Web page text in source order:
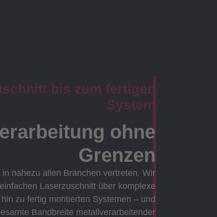
bis zum fertigen
System
ohne
Grenzen
nahezu allen Branchen vertreten. Wir
Laserzuschnitt über komplexe
zu fertig montierten Systemen – und
Bandbreite metallverarbeitender